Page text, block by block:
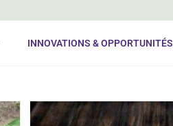
INNOVATIONS & OPPORTUNITÉS